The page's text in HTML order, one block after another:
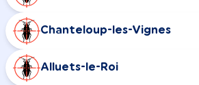
Chanteloup-les-Vignes
Alluets-le-Roi